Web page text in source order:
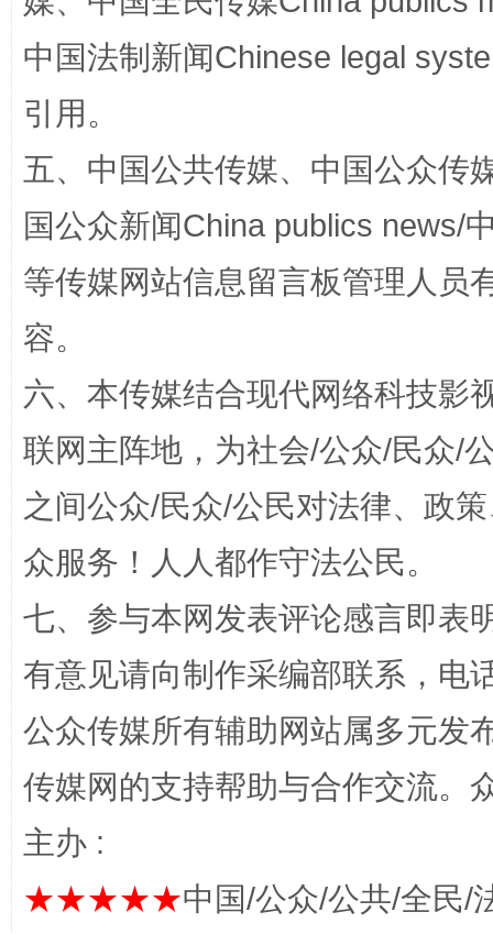
招工难、用工荒背后
网上购药对药下症？
中国法制新闻Chinese legal
引用。
五、中国公共传媒、中国公众传
国公众新闻China publics news/
等传媒网站信息留言板管理人员
容。
六、本传媒结合现代网络科技影
联网主阵地，为社会/公众/民众/
之间公众/民众/公民对法律、政
众服务！人人都作守法公民。
七、参与本网发表评论感言即表
有意见请向制作采编部联系，电
公众传媒所有辅助网站属多元发
传媒网的支持帮助与合作交流。
主办 :
★★★★★中国/公众/公共/全民/